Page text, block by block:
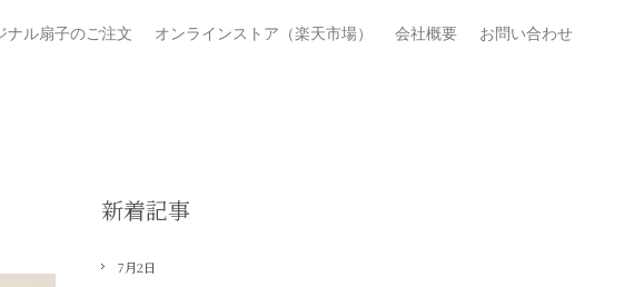
ナル扇子のご注文 オンラインストア（楽天市場） 会社概要
お問い合わせ
新着記事
7月2日